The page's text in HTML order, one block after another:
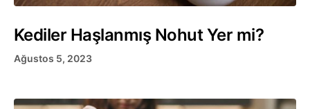
Kediler Haşlanmış Nohut Yer mi?
Ağustos 5, 2023